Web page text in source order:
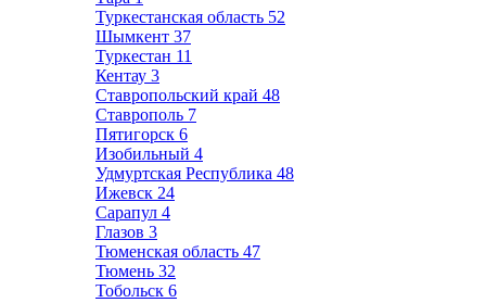
Туркестанская область 52
Шымкент 37
Туркестан 11
Кентау 3
Ставропольский край 48
Ставрополь 7
Пятигорск 6
Изобильный 4
Удмуртская Республика 48
Ижевск 24
Сарапул 4
Глазов 3
Тюменская область 47
Тюмень 32
Тобольск 6